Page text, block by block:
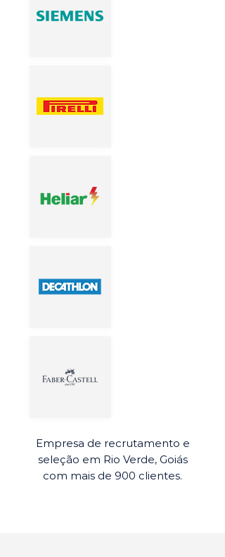
Empresa de recrutamento e
seleção em Rio Verde, Goiás
com mais de 900 clientes.